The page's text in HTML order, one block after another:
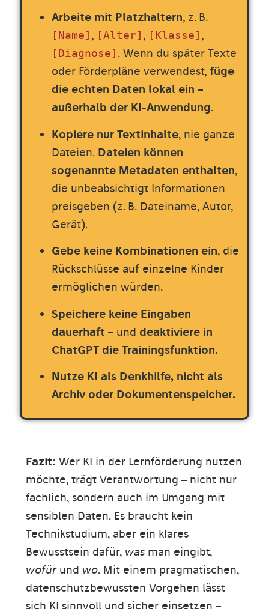
Arbeite mit Platzhaltern, z. B.
[Name] , [Alter] , [Klasse] ,
[Diagnose] . Wenn du später Texte
oder Förderpläne verwendest,füge
die echten Daten lokal ein –
außerhalb der KI-Anwendung.
Kopiere nur Textinhalte, nie ganze
Dateien. Dateien können
sogenannte Metadaten enthalten,
die unbeabsichtigt Informationen
preisgeben (z. B. Dateiname, Autor,
Gerät).
Gebe keine Kombinationen ein, die
Rückschlüsse auf einzelne Kinder
ermöglichen würden.
Speichere keine Eingaben
dauerhaft – und deaktiviere in
ChatGPT die Trainingsfunktion.
Nutze KI als Denkhilfe, nicht als
Archiv oder Dokumentenspeicher.
Fazit: Wer KI in der Lernförderung nutzen
möchte, trägt Verantwortung – nicht nur
fachlich, sondern auch im Umgang mit
sensiblen Daten. Es braucht kein
Technikstudium, aber ein klares
Bewusstsein dafür, was man eingibt,
wofürund wo. Mit einem pragmatischen,
datenschutzbewussten Vorgehen lässt
sich KI sinnvoll und sicher einsetzen –